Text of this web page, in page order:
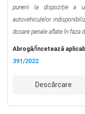
punerii la dispoziție a
autovehiculelor
dosare penale aflate în faza
Abrogă/Încetează
391/2022
Descărcare